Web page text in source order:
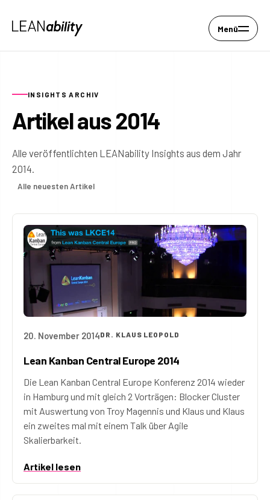
Menü
INSIGHTS ARCHIV
Artikel aus 2014
Alle veröffentlichten LEANability Insights aus dem Jahr
2014.
Alle neuesten Artikel
20. November 2014DR. KLAUS LEOPOLD
Lean Kanban Central Europe 2014
Die Lean Kanban Central Europe Konferenz 2014 wieder
in Hamburg und mit gleich 2 Vorträgen: Blocker Cluster
mit Auswertung von Troy Magennis und Klaus und Klaus
ein zweites mal mit einem Talk über Agile
Skalierbarkeit.
Artikel lesen